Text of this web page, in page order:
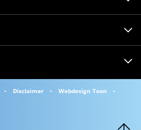
Disclaimer
Webdesign Toon